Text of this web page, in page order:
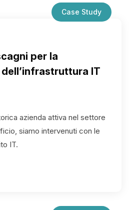
Case Study
per la
IT
azienda attiva nel settore
siamo intervenuti con le
IT.